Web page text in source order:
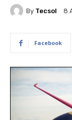
By Tecsol 8
Facebook